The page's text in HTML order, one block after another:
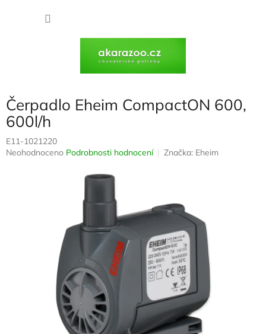
Čerpadlo Eheim CompactON 600,
600l/h
E11-1021220
Průměrné
Neohodnoceno Podrobnosti hodnocení Značka: Eheim